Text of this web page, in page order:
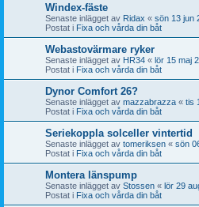
Windex-fäste
Senaste inlägget av Ridax « sön 13 jun
Postat i Fixa och vårda din båt
Webastovärmare ryker
Senaste inlägget av HR34 « lör 15 maj
Postat i Fixa och vårda din båt
Dynor Comfort 26?
Senaste inlägget av mazzabrazza « tis
Postat i Fixa och vårda din båt
Seriekoppla solceller vintertid
Senaste inlägget av tomeriksen « sön
Postat i Fixa och vårda din båt
Montera länspump
Senaste inlägget av Stossen « lör 29
Postat i Fixa och vårda din båt